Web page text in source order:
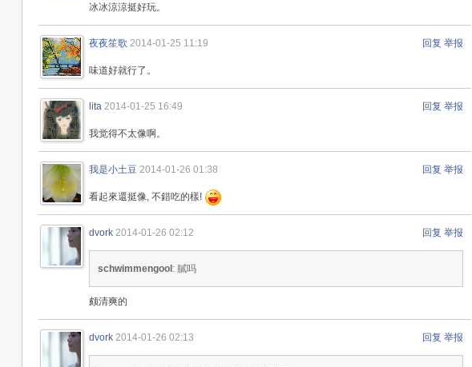
冰冰涼涼挺好玩。
回复 举报
夜夜笙歌 2014-01-25 11:19
味道好就行了。
回复 举报
lita 2014-01-25 16:49
我觉得不太像啊。
回复 举报
我是小土豆 2014-01-26 01:38
看起來還挺像, 不錯吃的樣!
回复 举报
dvork 2014-01-26 02:12
schwimmengool : 膩吗
颇清爽的
回复 举报
dvork 2014-01-26 02:13